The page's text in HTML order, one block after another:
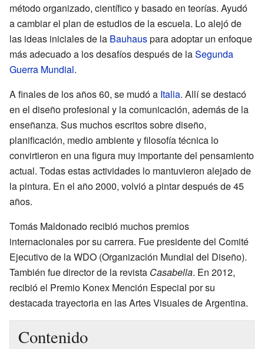
método organizado, científico y basado en teorías. Ayudó
a cambiar el plan de estudios de la escuela. Lo alejó de
las ideas iniciales de la Bauhauspara adoptar un enfoque
más adecuado a los desafíos después de laSegunda
Guerra Mundial.
A finales de los años 60, se mudó a Italia. Allí se destacó
en el diseño profesional y la comunicación, además de la
enseñanza. Sus muchos escritos sobre diseño,
planificación, medio ambiente y filosofía técnica lo
convirtieron en una figura muy importante del pensamiento
actual. Todas estas actividades lo mantuvieron alejado de
la pintura. En el año 2000, volvió a pintar después de 45
años.
Tomás Maldonado recibió muchos premios
internacionales por su carrera. Fue presidente del Comité
Ejecutivo de la WDO (Organización Mundial del Diseño).
También fue director de la revista Casabella. En 2012,
recibió el Premio Konex Mención Especial por su
destacada trayectoria en las Artes Visuales de Argentina.
Contenido